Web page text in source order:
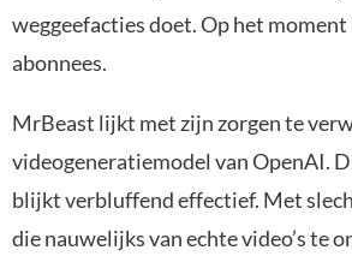
weggeefacties doet. Op het
abonnees.
MrBeast lijkt met zijn zorgen te
videogeneratiemodel van OpenAI.
blijkt verbluffend effectief. Met
die nauwelijks van echte video’s te